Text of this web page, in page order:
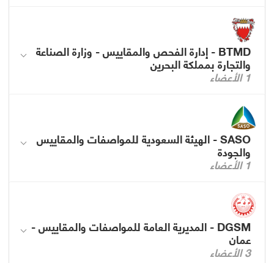
BTMD - إدارة الفحص والمقاييس - وزارة الصناعة
والتجارة بمملكة البحرين
1 الأعضاء
SASO - الهيئة السعودية للمواصفات والمقاييس
والجودة
1 الأعضاء
DGSM - المديرية العامة للمواصفات والمقاييس -
عمان
3 الأعضاء